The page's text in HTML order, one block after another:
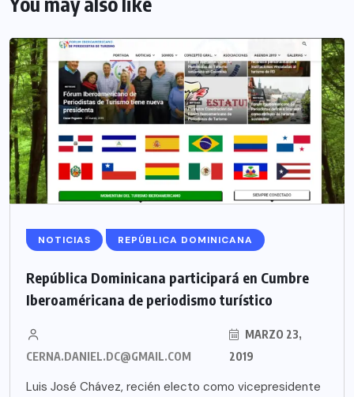
NOTICIAS REPÚBLICA DOMINICANA
República Dominicana participará en Cumbre
Iberoaméricana de periodismo turístico
CERNA.DANIEL.DC@GMAIL.COM
MARZO 23,
2019
Luis José Chávez, recién electo como vicepresidente